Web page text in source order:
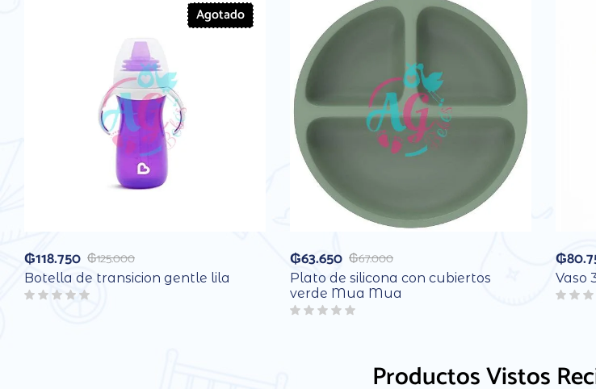
Agotado
₲125.000
₲118.750
Botella de transicion gentle lila
₲67.000
₲63.650
Plato de silicona con cubiertos
verde Mua Mua
₲
Vaso
Productos Vistos